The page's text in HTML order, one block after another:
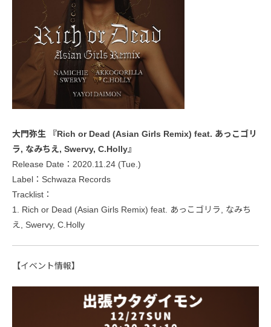
大門弥生 『Rich or Dead (Asian Girls Remix) feat. あっこゴリ
ラ, なみちえ, Swervy, C.Holly』
Release Date：2020.11.24 (Tue.)
Label：Schwaza Records
Tracklist：
1. Rich or Dead (Asian Girls Remix) feat. あっこゴリラ, なみち
え, Swervy, C.Holly
【イベント情報】